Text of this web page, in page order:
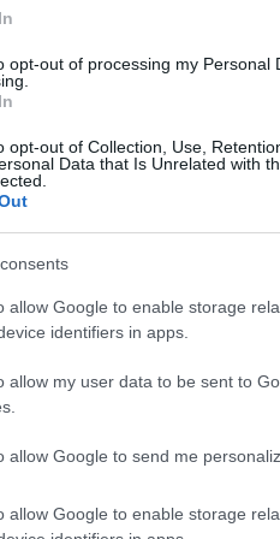
opt-out of processing my Personal
opt-out of Collection, Use,
Data that Is Unrelated with
allow Google to enable storage
identifiers in apps.
allow my user data to be sent to
allow Google to send me
allow Google to enable storage
és szülészeti
a
és a
fekvőbeteg-ellátást
rendszerrel
centrumkórházakba
kerestek korábban
szerint az „ ellátandó
dolgozók között.
és
a